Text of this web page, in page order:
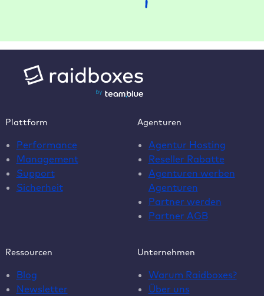
Plattform
Performance
Management
Support
Sicherheit
Agenturen
Agentur Hosting
Reseller Rabatte
Agenturen werben
Agenturen
Partner werden
Partner AGB
Ressourcen
Blog
Newsletter
Unternehmen
Warum Raidboxes?
Über uns